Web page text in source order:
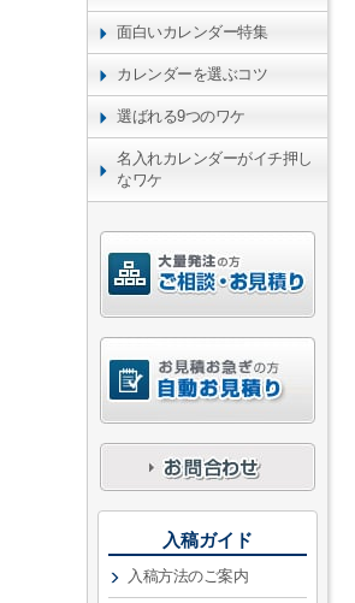
面白いカレンダー特集
カレンダーを選ぶコツ
選ばれる9つのワケ
名入れカレンダーがイチ押し
なワケ
入稿ガイド
入稿方法のご案内